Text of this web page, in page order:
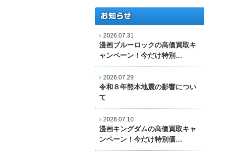
2026.07.31
漫画ブルーロックの高価買取キ
ャンペーン！今だけ特別…
2026.07.29
令和８年熊本地震の影響につい
て
2026.07.10
漫画キングダムの高価買取キャ
ンペーン！今だけ特別価…